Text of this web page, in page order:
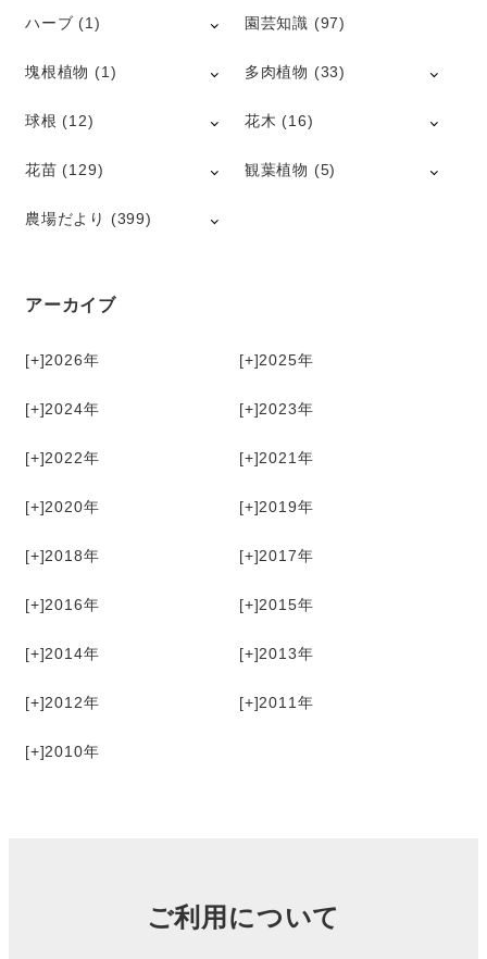
ハーブ (1) 園芸知識 (97)
塊根植物 (1) 多肉植物 (33)
球根 (12) 花木 (16)
花苗 (129) 観葉植物 (5)
農場だより (399)
アーカイブ
[+]2026 [+]2025
[+]2024 [+]2023
[+]2022 [+]2021
[+]2020 [+]2019
[+]2018 [+]2017
[+]2016 [+]2015
[+]2014 [+]2013
[+]2012 [+]2011
[+]2010
ご利用について